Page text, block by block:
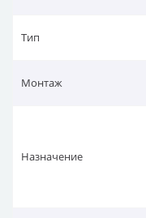
Тип
Монтаж
Назначение